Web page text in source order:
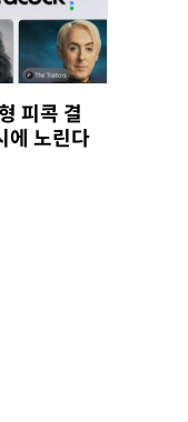
피콕 결
에 노린다